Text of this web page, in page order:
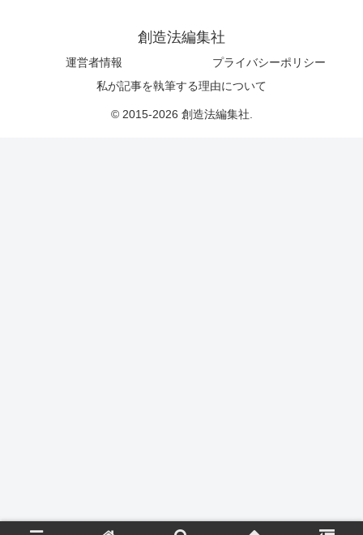
創造法編集社
運営者情報
プライバシーポリシー
私が記事を執筆する理由について
© 2015-2026 創造法編集社.